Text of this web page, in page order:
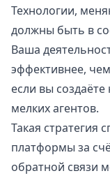
Технологии,
должны быть в
Ваша
эффективнее,
если вы
мелких агентов.
Такая стратегия
платформы за
обратной связи